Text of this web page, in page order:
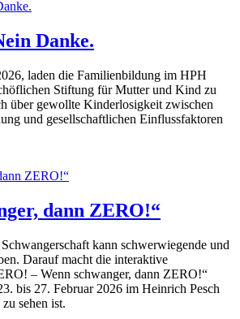
Danke.
laden die Familienbildung im HPH
Stiftung für Mutter und Kind zu
über gewollte Kinderlosigkeit zwischen
und gesellschaftlichen Einflussfaktoren
dann ZERO!“
kann schwerwiegende und
Darauf macht die interaktive
– Wenn schwanger, dann ZERO!“
bis 27. Februar 2026 im Heinrich Pesch
sehen ist.